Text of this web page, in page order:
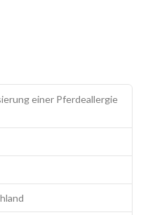
einer Pferdeallergie